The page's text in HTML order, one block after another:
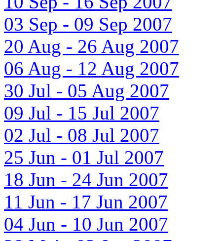
03 Sep - 09 Sep 2007
20 Aug - 26 Aug 2007
06 Aug - 12 Aug 2007
30 Jul - 05 Aug 2007
09 Jul - 15 Jul 2007
02 Jul - 08 Jul 2007
25 Jun - 01 Jul 2007
18 Jun - 24 Jun 2007
11 Jun - 17 Jun 2007
04 Jun - 10 Jun 2007